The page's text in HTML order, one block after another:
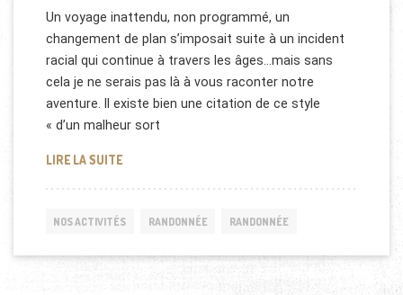
Un voyage inattendu, non programmé, un
changement de plan s’imposait suite à un incident
racial qui continue à travers les âges…mais sans
cela je ne serais pas là à vous raconter notre
aventure. Il existe bien une citation de ce style
« d’un malheur sort
LIRE LA SUITERANDONNÉE MONT SINAÏ
NOS ACTIVITÉS RANDONNÉE RANDONNÉE